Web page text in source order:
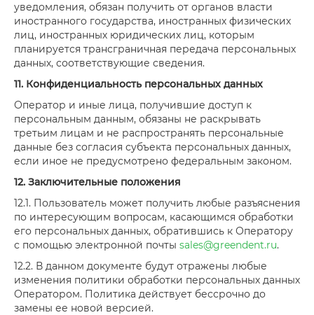
уведомления, обязан получить от органов власти
иностранного государства, иностранных физических
лиц, иностранных юридических лиц, которым
планируется трансграничная передача персональных
данных, соответствующие сведения.
11. Конфиденциальность персональных данных
Оператор и иные лица, получившие доступ к
персональным данным, обязаны не раскрывать
третьим лицам и не распространять персональные
данные без согласия субъекта персональных данных,
если иное не предусмотрено федеральным законом.
12. Заключительные положения
12.1. Пользователь может получить любые разъяснения
по интересующим вопросам, касающимся обработки
его персональных данных, обратившись к Оператору
с помощью электронной почты sales@greendent.ru.
12.2. В данном документе будут отражены любые
изменения политики обработки персональных данных
Оператором. Политика действует бессрочно до
замены ее новой версией.